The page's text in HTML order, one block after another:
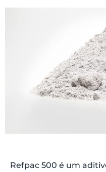
Refpac 500 é um